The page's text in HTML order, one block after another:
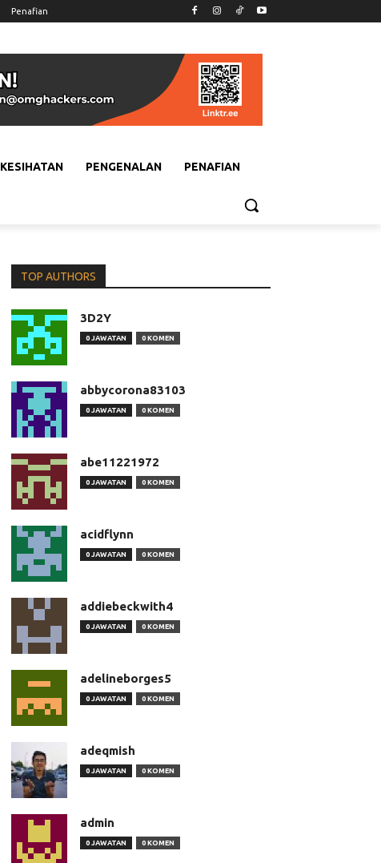
Penafian
KESIHATAN PENGENALAN PENAFIAN
TOP AUTHORS
3D2Y
0 JAWATAN 0 KOMEN
abbycorona83103
0 JAWATAN 0 KOMEN
abe11221972
0 JAWATAN 0 KOMEN
acidflynn
0 JAWATAN 0 KOMEN
addiebeckwith4
0 JAWATAN 0 KOMEN
adelineborges5
0 JAWATAN 0 KOMEN
adeqmish
0 JAWATAN 0 KOMEN
admin
0 JAWATAN 0 KOMEN